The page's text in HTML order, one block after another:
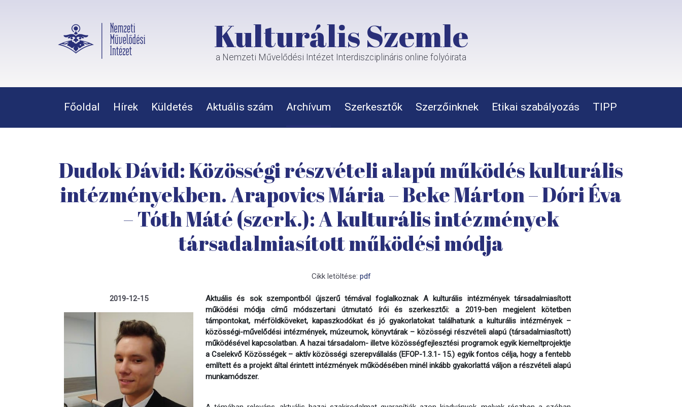
Kulturális Szemle
a Nemzeti Művelődési Intézet Interdiszciplináris online folyóirata
Főoldal Hírek Küldetés Aktuális szám Archívum Szerkesztők Szerzőinknek Etikai szabályozás TIPP
Dudok Dávid: Közösségi részvételi alapú működés kulturális
intézményekben. Arapovics Mária – Beke Márton – Dóri Éva
– Tóth Máté (szerk.): A kulturális intézmények
társadalmiasított működési módja
Cikk letöltése: pdf
2019-12-15
Aktuális és sok szempontból újszerű témával foglalkoznak A kulturális intézmények társadalmiasított
működési módja című módszertani útmutató írói és szerkesztői: a 2019-ben megjelent kötetben
támpontokat, mérföldköveket, kapaszkodókat és jó gyakorlatokat találhatunk a kulturális intézmények –
közösségi-művelődési intézmények, múzeumok, könyvtárak – közösségi részvételi alapú (társadalmiasított)
működésével kapcsolatban. A hazai társadalom- illetve közösségfejlesztési programok egyik kiemeltprojektje
a Cselekvő Közösségek – aktív közösségi szerepvállalás (EFOP-1.3.1- 15.) egyik fontos célja, hogy a fentebb
említett és a projekt által érintett intézmények működésében minél inkább gyakorlattá váljon a részvételi alapú
munkamódszer.